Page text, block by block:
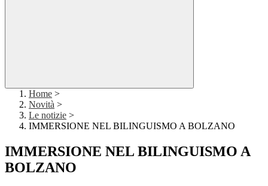
Home >
Novità >
Le notizie >
IMMERSIONE NEL BILINGUISMO A BOLZANO
IMMERSIONE NEL BILINGUISMO A
BOLZANO